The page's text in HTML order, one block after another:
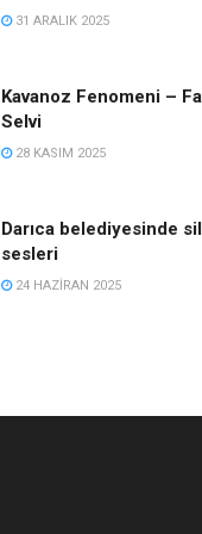
31 ARALIK 2025
Kavanoz Fenomeni –
Selvi
28 KASIM 2025
Darıca belediyesinde
sesleri
24 HAZIRAN 2025